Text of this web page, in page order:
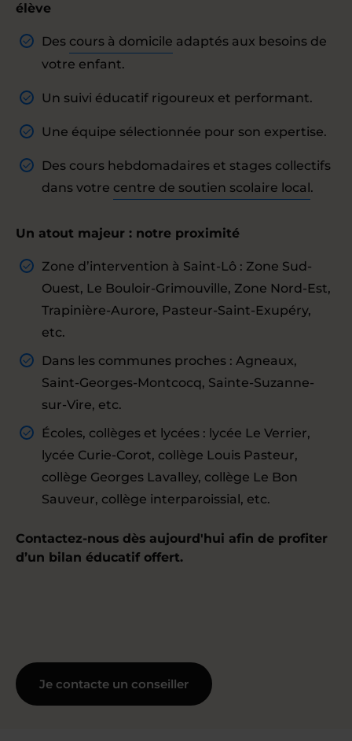
élève
Des cours à domicile adaptés aux besoins de
votre enfant.
Un suivi éducatif rigoureux et performant.
Une équipe sélectionnée pour son expertise.
Des cours hebdomadaires et stages collectifs
dans votre centre de soutien scolaire local.
Un atout majeur : notre proximité
Zone d’intervention à Saint-Lô : Zone Sud-
Ouest, Le Bouloir-Grimouville, Zone Nord-Est,
Trapinière-Aurore, Pasteur-Saint-Exupéry,
etc.
Dans les communes proches : Agneaux,
Saint-Georges-Montcocq, Sainte-Suzanne-
sur-Vire, etc.
Écoles, collèges et lycées : lycée Le Verrier,
lycée Curie-Corot, collège Louis Pasteur,
collège Georges Lavalley, collège Le Bon
Sauveur, collège interparoissial, etc.
Contactez-nous dès aujourd'hui afin de profiter
d’un bilan éducatif offert.
Je contacte un conseiller